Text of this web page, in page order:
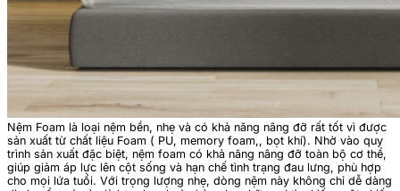
Nệm Foam là loại nệm bền, nhẹ và có khả năng nâng đỡ rất tốt vì được
sản xuất từ chất liệu Foam ( PU, memory foam,, bọt khí). Nhờ vào quy
trình sản xuất đặc biệt, nệm foam có khả năng nâng đỡ toàn bộ cơ thể,
giúp giảm áp lực lên cột sống và hạn chế tình trạng đau lưng, phù hợp
cho mọi lứa tuổi. Với trọng lượng nhẹ, dòng nệm này không chỉ dễ dàng